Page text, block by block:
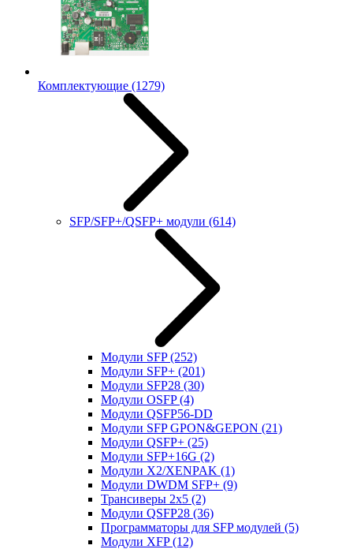
Комплектующие (1279)
SFP/SFP+/QSFP+ модули (614)
Модули SFP(252)
Модули SFP+ (201)
Модули SFP28 (30)
Модули OSFP(4)
Модули QSFP56-DD
Модули SFP GPON&GEPON (21)
Модули QSFP+ (25)
Модули SFP+16G (2)
Модули X2/XENPAK (1)
Модули DWDM SFP+ (9)
Трансиверы 2x5 (2)
Модули QSFP28 (36)
Программаторы для SFP модулей (5)
Модули XFP(12)